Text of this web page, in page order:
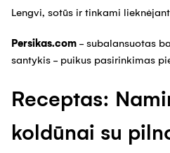
Lengvi, sotūs ir tinkami
Persikas.com - subalansuotas
santykis - puikus pasirinkimas
Receptas:
koldūnai su